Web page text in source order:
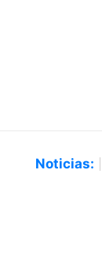
Noticias: